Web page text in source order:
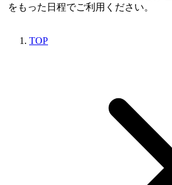
をもった日程でご利用ください。
TOP